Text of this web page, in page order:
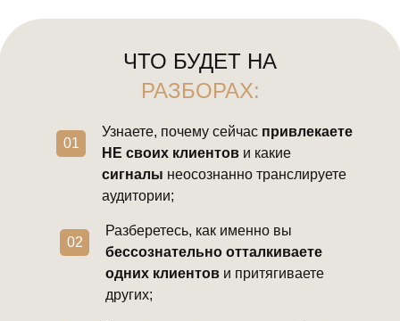
Узнаете, почему сейчас привлекаете
НЕ своих клиентов и какие
сигналы неосознанно транслируете
аудитории;
01
ЧТО БУДЕТ НА
РАЗБОРАХ:
Разберетесь, как именно вы
бессознательно отталкиваете
одних клиентов и притягиваете
других;
02